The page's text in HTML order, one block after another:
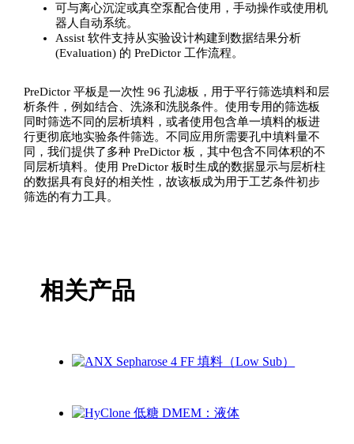
可与离心沉淀或真空泵配合使用，手动操作或使用机
器人自动系统。
Assist 软件支持从实验设计构建到数据结果分析
(Evaluation) 的 PreDictor 工作流程。
PreDictor 平板是一次性 96 孔滤板，用于平行筛选填料和层
析条件，例如结合、洗涤和洗脱条件。使用专用的筛选板
同时筛选不同的层析填料，或者使用包含单一填料的板进
行更彻底地实验条件筛选。不同应用所需要孔中填料量不
同，我们提供了多种 PreDictor 板，其中包含不同体积的不
同层析填料。使用 PreDictor 板时生成的数据显示与层析柱
的数据具有良好的相关性，故该板成为用于工艺条件初步
筛选的有力工具。
相关产品